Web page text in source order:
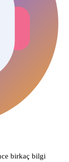
birkaç bilgi